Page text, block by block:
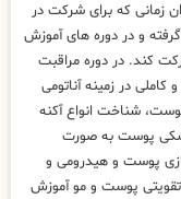
زمانی که برای شرکت در
و در دوره های آموزش
کند. در دوره مراقبت
در زمینه آناتومی
شناخت انواع آکنه
پوست به صورت
پوست و هیدرومی و
پوست و مو آموزش